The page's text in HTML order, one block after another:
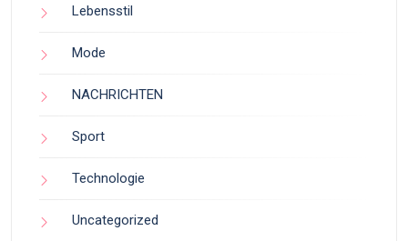
Lebensstil
Mode
NACHRICHTEN
Sport
Technologie
Uncategorized